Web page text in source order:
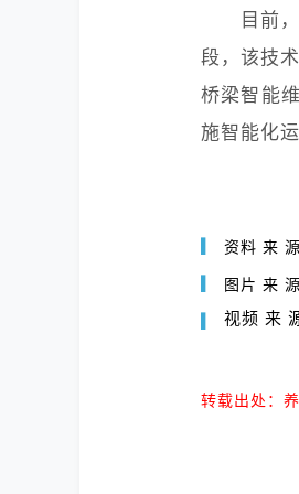
目前
段，该技
桥梁智能
施智能化
▎资料来源
图片来
▎视频来
转载出处：